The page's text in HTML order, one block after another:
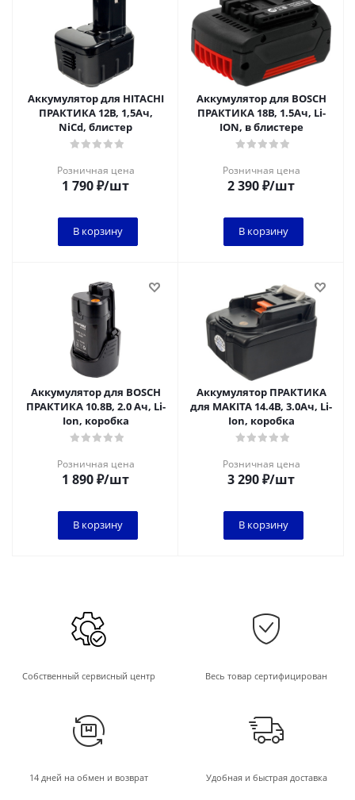
Аккумулятор для HITACHI
ПРАКТИКА 12В, 1,5Ач,
NiCd, блистер
Розничная цена
1 790₽/шт
В корзину
Аккумулятор для BOSCH
ПРАКТИКА 18В, 1.5Ач, Li-
ION, в блистере
Розничная цена
2 390₽/шт
В корзину
Аккумулятор для BOSCH
ПРАКТИКА 10.8В, 2.0 Ач, Li-
Ion, коробка
Розничная цена
1 890₽/шт
В корзину
Аккумулятор ПРАКТИКА
для MAKITA 14.4В, 3.0Ач, Li-
Ion, коробка
Розничная цена
3 290₽/шт
В корзину
Собственный сервисный центр Весь товар сертифицирован
14 дней на обмен и возврат Удобная и быстрая доставка